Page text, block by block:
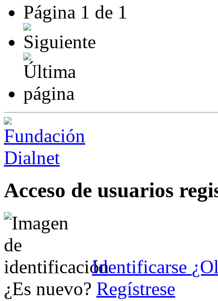
Página 1 de 1
Acceso de usuarios
Identificarse
¿Es nuevo? Regístrese